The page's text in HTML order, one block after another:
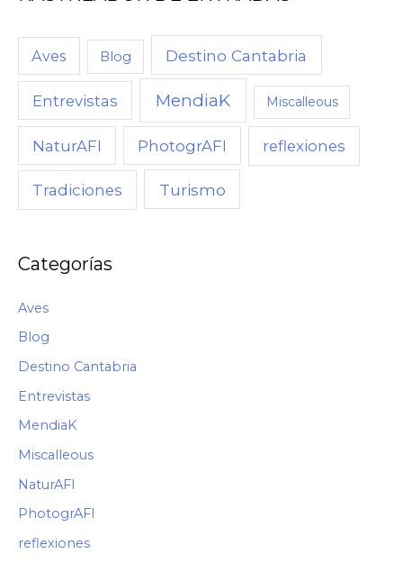
A
D
M
Aves Blog Destino Cantabria
Entrevistas MendiaK Miscalleous
NaturAFI PhotogrAFI reflexiones
Tradiciones Turismo
Categorías
Aves
Blog
Destino Cantabria
Entrevistas
MendiaK
Miscalleous
NaturAFI
PhotogrAFI
reflexiones